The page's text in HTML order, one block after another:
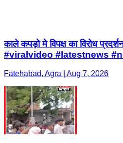
काले कपड़ो मे विपक्ष का विरोध
#viralvideo #latestnews
Fatehabad, Agra | Aug 7, 2026